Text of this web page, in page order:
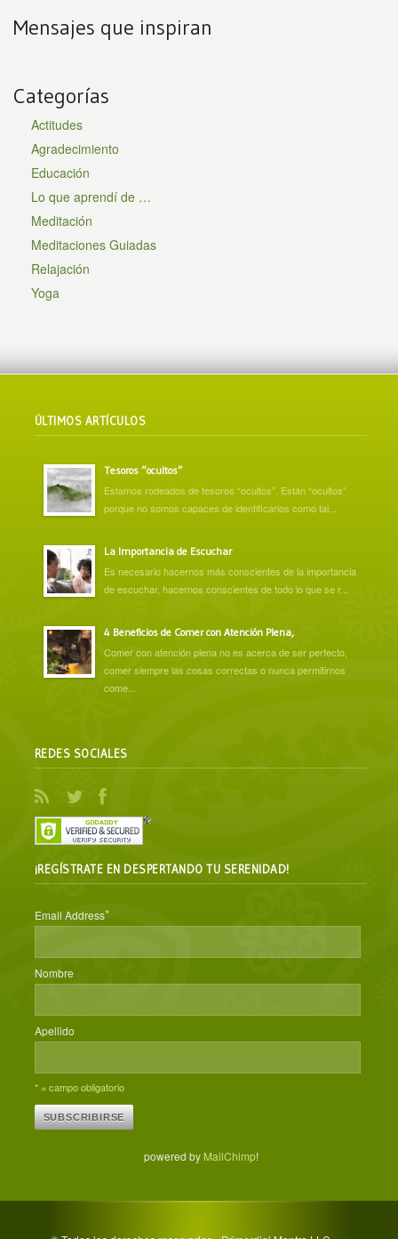
Mensajes que inspiran
Categorías
Actitudes
Agradecimiento
Educación
Lo que aprendí de …
Meditación
Meditaciones Guiadas
Relajación
Yoga
ÚLTIMOS ARTÍCULOS
Tesoros “ocultos”
Estamos rodeados de tesoros “ocultos”. Están “ocultos”
porque no somos capaces de identificarlos como tal...
La Importancia de Escuchar
Es necesario hacernos más conscientes de la importancia
de escuchar, hacernos conscientes de todo lo que se r...
4 Beneficios de Comer con Atención Plena,
Comer con atención plena no es acerca de ser perfecto,
comer siempre las cosas correctas o nunca permitirnos
come...
REDES SOCIALES
¡REGÍSTRATE EN DESPERTANDO TU SERENIDAD!
Email Address*
Nombre
Apellido
* = campo obligatorio
powered by MailChimp!